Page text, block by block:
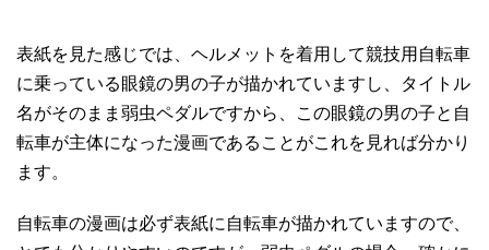
表紙を見た感じでは、ヘルメットを着用して競技用自転車
に乗っている眼鏡の男の子が描かれていますし、タイトル
名がそのまま弱虫ペダルですから、この眼鏡の男の子と自
転車が主体になった漫画であることがこれを見れば分かり
ます。
自転車の漫画は必ず表紙に自転車が描かれていますので、